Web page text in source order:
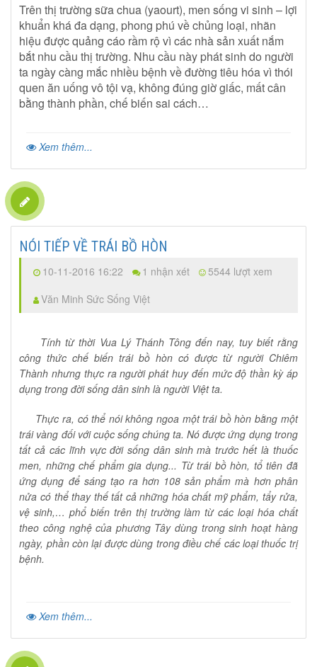
Trên thị trường sữa chua (yaourt), men sống vi sinh – lợi
khuẩn khá đa dạng, phong phú về chủng loại, nhãn
hiệu được quảng cáo rầm rộ vì các nhà sản xuất nắm
bắt nhu cầu thị trường. Nhu cầu này phát sinh do người
ta ngày càng mắc nhiều bệnh về đường tiêu hóa vì thói
quen ăn uống vô tội vạ, không đúng giờ giấc, mất cân
bằng thành phần, chế biến sai cách…
Xem thêm...
NÓI TIẾP VỀ TRÁI BỒ HÒN
10-11-2016 16:22 1 nhận xét
5544 lượt xem
Văn Minh Sức Sống Việt
Tính từ thời Vua Lý Thánh Tông đến nay, tuy biết rằng
công thức chế biến trái bồ hòn có được từ người Chiêm
Thành nhưng thực ra người phát huy đến mức độ thần kỳ áp
dụng trong đời sống dân sinh là người Việt ta.
Thực ra, có thể nói không ngoa một trái bồ hòn bằng một
trái vàng đối với cuộc sống chúng ta. Nó được ứng dụng trong
tất cả các lĩnh vực đời sống dân sinh mà trước hết là thuốc
men, những chế phẩm gia dụng... Từ trái bồ hòn, tổ tiên đã
ứng dụng để sáng tạo ra hơn 108 sản phẩm mà hơn phân
nửa có thể thay thế tất cả những hóa chất mỹ phẩm, tẩy rửa,
vệ sinh,… phổ biến trên thị trường làm từ các loại hóa chất
theo công nghệ của phương Tây dùng trong sinh hoạt hàng
ngày, phần còn lại được dùng trong điều chế các loại thuốc trị
bệnh.
Xem thêm...